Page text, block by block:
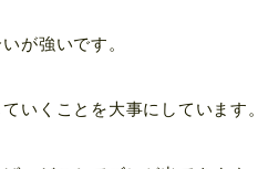
が強いです。
いくことを大事にしています。